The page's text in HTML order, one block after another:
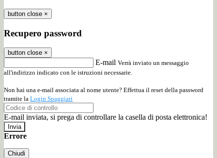
button close ×
Recupero password
button close ×
E-mail Verrà inviato un messaggio
all'indirizzo indicato con le istruzioni necessarie.
Non hai una e-mail associata al nome utente? Effettua il reset della password
tramite la Login Spaggiari
E-mail inviata, si prega di controllare la casella di posta elettronica!
Errore
Chiudi